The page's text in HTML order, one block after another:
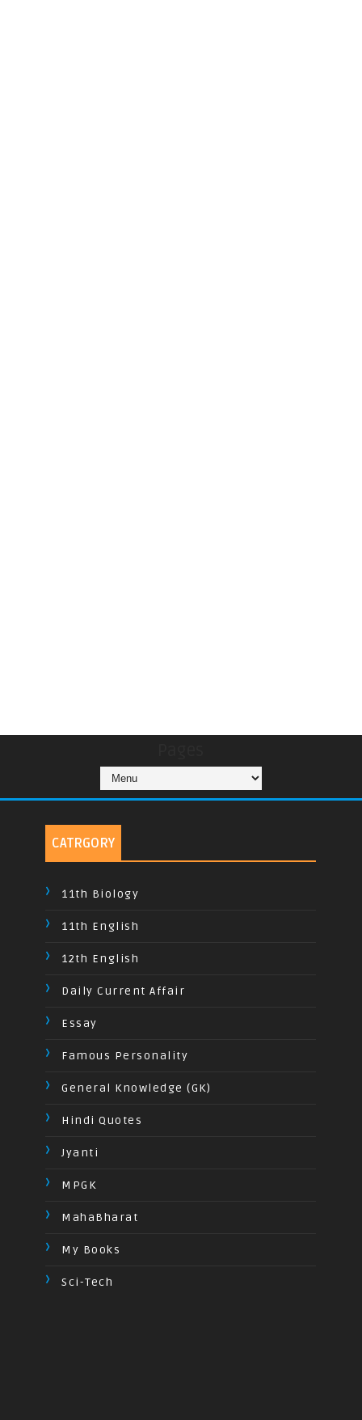
CATRGORY
11th Biology
11th English
12th English
Daily Current Affair
Essay
Famous Personality
General Knowledge (GK)
Hindi Quotes
Jyanti
MPGK
MahaBharat
My Books
Sci-Tech